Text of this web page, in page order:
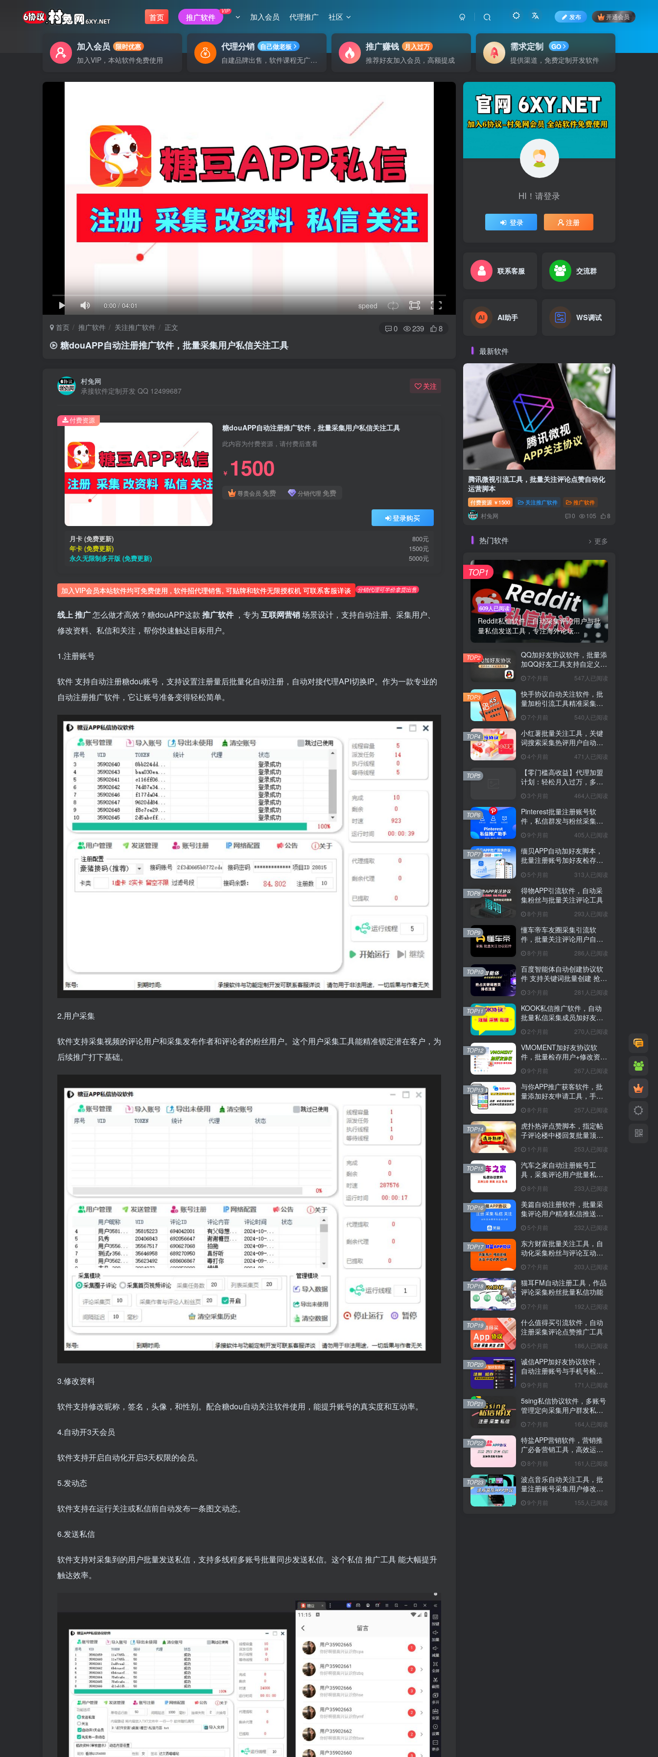
首页 推广软件
VIP
加入会员 代理推广 社区 发布 开通会员
加入会员 限时优惠
加入VIP，本站软件免费使用
代理分销 自己做老板
自建品牌出售，软件课程无广告支持
推广赚钱 月入过万
推荐好友加入会员，高额提成
需求定制 GO
提供渠道，免费定制开发软件
0:00/04:01 speed
首页 推广软件 关注推广软件 正文 0 239 8
糖douAPP自动注册推广软件，批量采集用户私信关注工具
村兔网
承接软件定制开发 QQ 12499687
关注
糖douAPP自动注册推广软件，批量采集用户私信关注工具
此内容为付费资源，请付费后查看
￥ 1500
尊贵会员 免费 分销代理 免费
登录购买
月卡 (免费更新)
800元
年卡 (免费更新)
1500元
永久无限制多开版 (免费更新)
5000元
付费资源
加入VIP会员本站软件均可免费使用 , 软件招代理销售, 可贴牌和软件无限授权机 可联系客服详谈 分销代理可半价拿货出售
线上推广怎么做才高效？糖douAPP这款 推广软件 ，专为 互联网营销场景设计，支持自动注册、采集用户、
修改资料、私信和关注，帮你快速触达目标用户。
1.注册账号
软件支持自动注册糖dou账号，支持设置注册量后批量化自动注册，自动对接代理API切换IP。作为一款专业的
自动注册推广软件，它让账号准备变得轻松简单。
2.用户采集
软件支持采集视频的评论用户和采集发布作者和评论者的粉丝用户。这个用户采集工具能精准锁定潜在客户，为
后续推广打下基础。
3.修改资料
软件支持修改昵称，签名，头像，和性别。配合糖dou自动关注软件使用，能提升账号的真实度和互动率。
4.自动开3天会员
软件支持开启自动化开启3天权限的会员。
5.发动态
软件支持在运行关注或私信前自动发布一条图文动态。
6.发送私信
软件支持对采集到的用户批量发送私信，支持多线程多账号批量同步发送私信。这个私信推广工具能大幅提升
触达效率。
HI！请登录
登录 注册
联系客服 交流群
AI助手 WS调试
最新软件
腾讯微视引流工具，批量关注评论点赞自动化
运营脚本
付费资源 ￥ 1500 关注推广软件 推广软件
村兔网 0 105 8
热门软件 更多
609人已阅读
Reddit私信软件，自动采集评论用户与批
量私信发送工具，专注海外论坛...
TOP1
QQ加好友协议软件，批量添
加QQ好友工具支持自定义验
7个月前 547人已阅读
TOP2
快手协议自动关注软件，批
量加粉引流工具精准采集评
7个月前 540人已阅读
TOP3
小红薯批量关注工具，关键
词搜索采集热评用户自动互
4个月前 471人已阅读
TOP4
【零门槛高收益】代理加盟
计划：轻松月入过万，多种
3个月前 464人已阅读
TOP5
Pinterest批量注册账号软
件，私信群发与粉丝采集工
9个月前 405人已阅读
TOP6
缅贝APP自动加好友脚本，
批量注册账号加好友检存推
5个月前 313人已阅读
TOP7
得物APP引流软件，自动采
集粉丝与批量关注评论工具
8个月前 293人已阅读
TOP8
懂车帝车友圈采集引流软
件，批量关注评论用户自动
8个月前 286人已阅读
TOP9
百度智能体自动创建协议软
件 支持关键词批量创建 抢占
3个月前 281人已阅读
TOP10
KOOK私信推广软件，自动
批量私信采集成员加好友工
2个月前 270人已阅读
TOP11
VMOMENT加好友协议软
件，批量检存用户+修改资料
9个月前 267人已阅读
TOP12
与你APP推广获客软件，批
量添加好友申请工具，手机
8个月前 257人已阅读
TOP13
虎扑热评点赞脚本，指定帖
子评论楼中楼回复批量顶赞
1个月前 253人已阅读
TOP14
汽车之家自动注册账号工
具，采集评论用户批量私信
8个月前 233人已阅读
TOP15
美篇自动注册软件，批量采
集评论用户精准私信推送工
5个月前 232人已阅读
TOP16
东方财富批量关注工具，自
动化采集粉丝与评论互动软
7个月前 203人已阅读
TOP17
猫耳FM自动注册工具，作品
评论采集粉丝批量私信功能
7个月前 192人已阅读
TOP18
什么值得买引流软件，自动
注册采集评论点赞推广工具
5个月前 186人已阅读
TOP19
诚信APP加好友协议软件，
自动注册账号与手机号检存
9个月前 171人已阅读
TOP20
5sing私信协议软件，多账号
管理定向采集用户群发私信
7个月前 164人已阅读
TOP21
特盐APP营销软件，营销推
广必备营销工具，高效运营
8个月前 161人已阅读
TOP22
波点音乐自动关注工具，批
量注册账号采集用户修改资
9个月前 155人已阅读
TOP23